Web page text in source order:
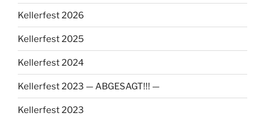
Kellerfest 2026
Kellerfest 2025
Kellerfest 2024
Kellerfest 2023 — ABGESAGT!!! —
Kellerfest 2023